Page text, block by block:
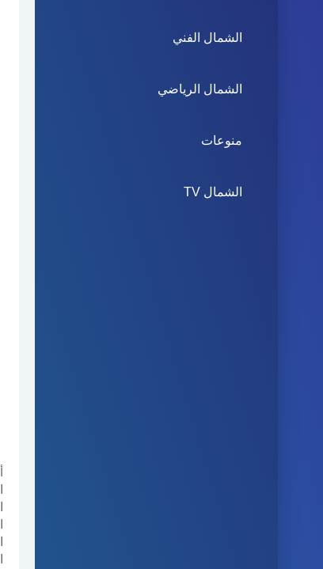
الشمال الفني
الشمال الرياضي
منوعات
الشمال TV
أ